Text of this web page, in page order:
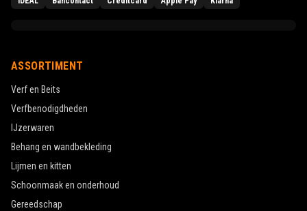
ASSORTIMENT
Verf en Beits
Verfbenodigdheden
IJzerwaren
Behang en wandbekleding
Lijmen en kitten
Schoonmaak en onderhoud
Gereedschap